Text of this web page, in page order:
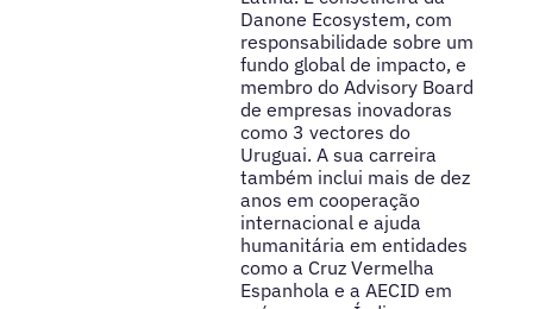
Danone Ecosystem, com
responsabilidade sobre um
fundo global de impacto, e
membro do Advisory Board
de empresas inovadoras
como 3 vectores do
Uruguai. A sua carreira
também inclui mais de dez
anos em cooperação
internacional e ajuda
humanitária em entidades
como a Cruz Vermelha
Espanhola e a AECID em